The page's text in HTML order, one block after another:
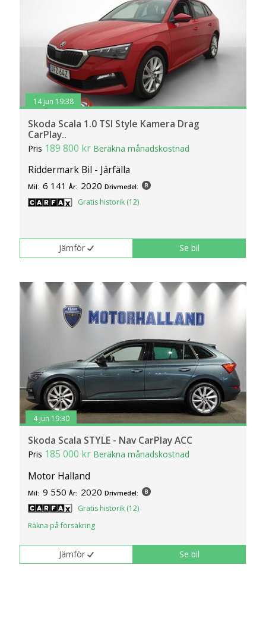
14 jun 19:38
Skoda Scala 1.0 TSI Style Kamera Drag
CarPlay..
Pris 189 800 kr Beräkna månadskostnad
Riddermark Bil - Järfälla
Mil: 6 141 År: 2020 Drivmedel:
Gratis historik (12)
Jämför Se bil
4 jun 19:30
Skoda Scala STYLE - Nav CarPlay ACC
Pris 185 000 kr Beräkna månadskostnad
Motor Halland
Mil: 9 550 År: 2020 Drivmedel:
Gratis historik (12)
Räkna på försäkring
Jämför Se bil